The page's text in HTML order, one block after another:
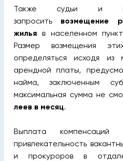
Также судьи и
запросить возмещение
жилья в населенном
Размер возмещения
определяться исходя из
арендной платы,
найма, заключенным
максимальная сумма не
леев в месяц.
Выплата компенсаций
привлекательность
и прокуроров в